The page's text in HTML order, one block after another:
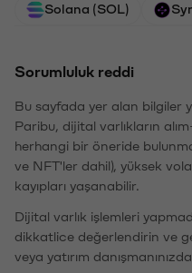
Solana (SOL)
Sorumluluk reddi
Bu sayfada yer alan bilgiler
Paribu, dijital varlıkların
herhangi bir öneride
ve NFT'ler dahil), yüksek
kayıpları yaşanabilir.
Dijital varlık işlemleri
dikkatlice değerlendirin ve
veya yatırım